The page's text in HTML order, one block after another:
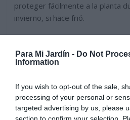
Para Mi Jardín - Do Not
Information
If you wish to opt-out of the sale,
processing of your personal or
targeted advertising by us, please
section to confirm your selection.
proteger fácilmente a la planta
invierno, si hace frió.